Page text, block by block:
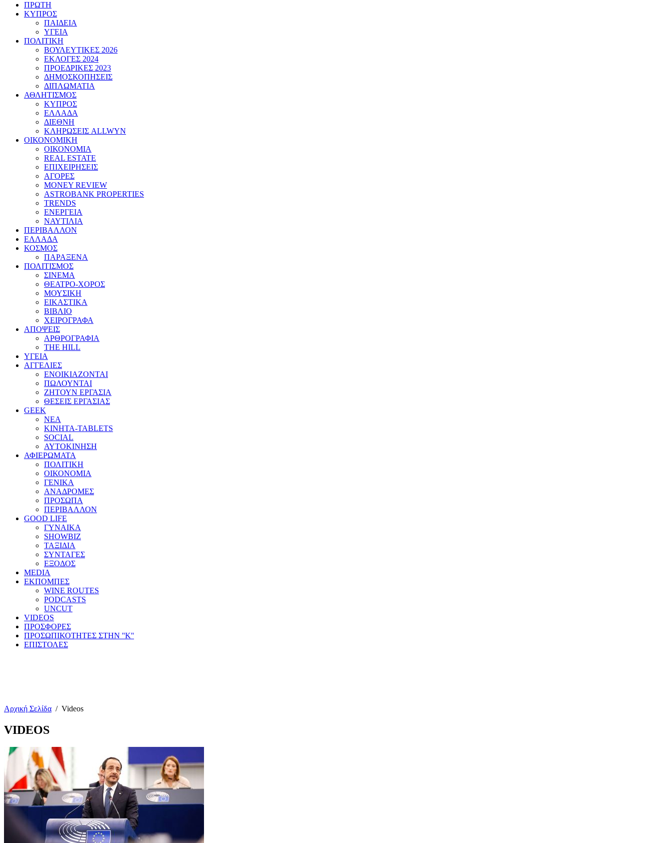
ΠΡΩΤΗ
ΚΥΠΡΟΣ
ΠΑΙΔΕΙΑ
ΥΓΕΙΑ
ΠΟΛΙΤΙΚΗ
ΒΟΥΛΕΥΤΙΚΕΣ 2026
ΕΚΛΟΓΕΣ 2024
ΠΡΟΕΔΡΙΚΕΣ 2023
ΔΗΜΟΣΚΟΠΗΣΕΙΣ
ΔΙΠΛΩΜΑΤΙΑ
ΑΘΛΗΤΙΣΜΟΣ
ΚΥΠΡΟΣ
ΕΛΛΑΔΑ
ΔΙΕΘΝΗ
ΚΛΗΡΩΣΕΙΣ ALLWYN
ΟΙΚΟΝΟΜΙΚΗ
ΟΙΚΟΝΟΜΙΑ
REAL ESTATE
ΕΠΙΧΕΙΡΗΣΕΙΣ
ΑΓΟΡΕΣ
MONEY REVIEW
ASTROBANK PROPERTIES
TRENDS
ΕΝΕΡΓΕΙΑ
ΝΑΥΤΙΛΙΑ
ΠΕΡΙΒΑΛΛΟΝ
ΕΛΛΑΔΑ
ΚΟΣΜΟΣ
ΠΑΡΑΞΕΝΑ
ΠΟΛΙΤΙΣΜΟΣ
ΣΙΝΕΜΑ
ΘΕΑΤΡΟ-ΧΟΡΟΣ
ΜΟΥΣΙΚΗ
ΕΙΚΑΣΤΙΚΑ
ΒΙΒΛΙΟ
ΧΕΙΡΟΓΡΑΦΑ
ΑΠΟΨΕΙΣ
ΑΡΘΡΟΓΡΑΦΙΑ
THE HILL
ΥΓΕΙΑ
ΑΓΓΕΛΙΕΣ
ΕΝΟΙΚΙΑΖΟΝΤΑΙ
ΠΩΛΟΥΝΤΑΙ
ΖΗΤΟΥΝ ΕΡΓΑΣΙΑ
ΘΕΣΕΙΣ ΕΡΓΑΣΙΑΣ
GEEK
ΝΕΑ
ΚΙΝΗΤΑ-TABLETS
SOCIAL
ΑΥΤΟΚΙΝΗΣΗ
ΑΦΙΕΡΩΜΑΤΑ
ΠΟΛΙΤΙΚΗ
ΟΙΚΟΝΟΜΙΑ
ΓΕΝΙΚΑ
ΑΝΑΔΡΟΜΕΣ
ΠΡΟΣΩΠΑ
ΠΕΡΙΒΑΛΛΟΝ
GOOD LIFE
ΓΥΝΑΙΚΑ
SHOWBIZ
ΤΑΞΙΔΙΑ
ΣΥΝΤΑΓΕΣ
ΕΞΟΔΟΣ
MEDIA
ΕΚΠΟΜΠΕΣ
WINE ROUTES
PODCASTS
UNCUT
VIDEOS
ΠΡΟΣΦΟΡΕΣ
ΠΡΟΣΩΠΙΚΟΤΗΤΕΣ ΣΤΗΝ ''Κ''
ΕΠΙΣΤΟΛΕΣ
Αρχική Σελίδα / Videos
VIDEOS